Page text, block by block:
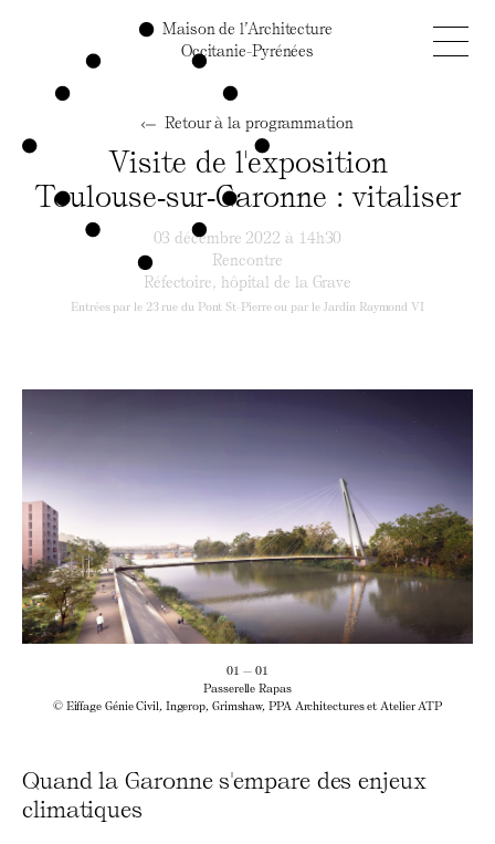
Maison de l’Architecture
Occitanie-Pyrénées
Retour à la programmation
Visite de l'exposition
Toulouse‑sur‑Garonne : vitaliser
03 décembre 2022 à 14h30
Rencontre
Réfectoire, hôpital de la Grave
Entrées par le 23 rue du Pont St-Pierre ou par le Jardin Raymond VI
01 — 01
Passerelle Rapas
© Eiffage Génie Civil, Ingerop, Grimshaw, PPA Architectures et Atelier ATP
Quand la Garonne s'empare des enjeux
climatiques